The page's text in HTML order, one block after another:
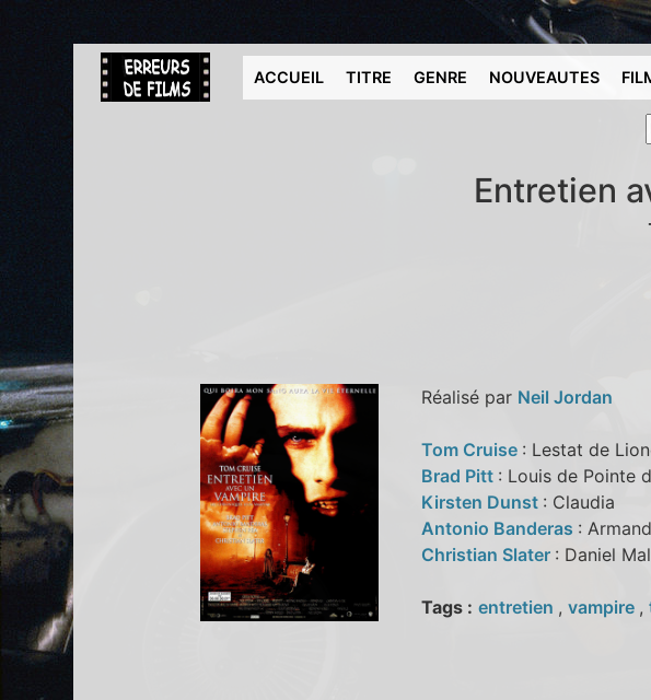
ACCUEIL TITRE GENRE NOUVEAUTES
Entretien
Réalisé par Neil Jordan
Tom Cruise : Lestat de
Brad Pitt : Louis de Pointe
Kirsten Dunst : Claudia
Antonio Banderas : Armand
Christian Slater : Daniel
Tags : entretien , vampire ,